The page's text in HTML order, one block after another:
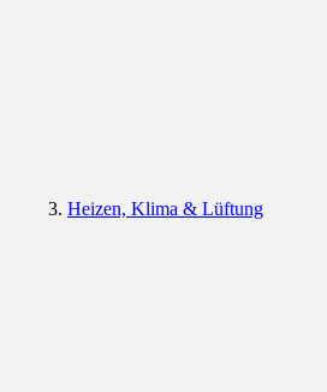
Heizen, Klima & Lüftung